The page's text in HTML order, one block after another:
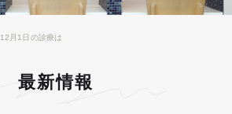
12月1日の診療は
最新情報